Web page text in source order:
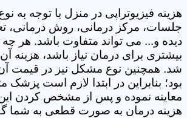
هزینه فیزیوتراپی در منزل با توجه به
جلسات، مرکز درمانی، روش درمانی،
دیده و... می تواند متفاوت باشد. هر
بیشتری برای درمان نیاز باشد، هزینه
شد. همچنین نوع مشکل نیز در قیمت آن
بود؛ بنابراین در ابتدا لازم است
معاینه نموده و پس از مشخص کردن این
هزینه درمان به صورت قطعی به شما